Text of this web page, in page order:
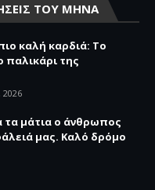
ΤΟΥ ΜΗΝΑ
καλή καρδιά: Το
παλικάρι της
2026
τα μάτια ο άνθρωπος
μας. Καλό δρόμο